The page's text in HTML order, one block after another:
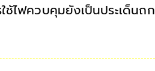
ไฟควบคุมยังเป็นประเด็นถก